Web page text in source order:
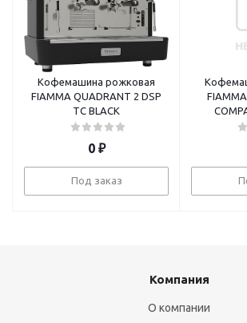
Кофемашина рожковая
FIAMMA QUADRANT 2 DSP
TC BLACK
0₽
Под заказ
Компания
О компании